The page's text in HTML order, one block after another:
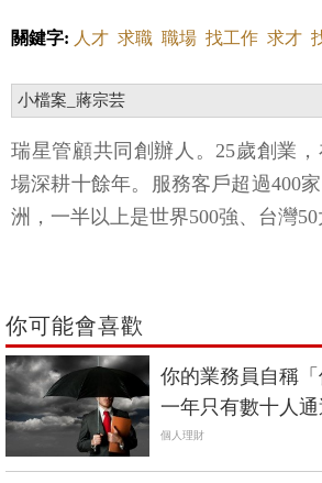
關鍵字: 人才 求職 職場 找工作 求才
小檔案_蔣宗芸
瑞星管顧共同創辦人。25歲創業
場深耕十餘年。服務客戶超過400
洲，一半以上是世界500強、台灣50
你可能會喜歡
你的業務員自稱
一年只有數十人
家證照才是真的
個人理財